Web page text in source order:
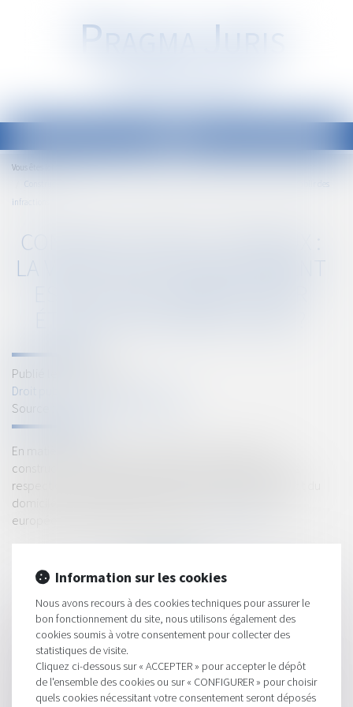
PRAGMA JURIS
Vous êtes ici :
infractions ?
CONSTRUCTIONS ET TRAVAUX :
LA VISITE AVEC CONSENTEMENT
Publié le :
Droit public
Source :
En matière d’urbanisme, les infractions relatives aux
constructions et travaux doivent être constatées dans le
respect des droits fondamentaux, notamment le respect du
domicile, conformément à l'article 8 de la Convention
européenne des droits de l’homme...
HISTORIQUE
Liquidateur amiable : quelles responsabilités en cas de faute ?
Obligations légales de débroussaillement : l'information des
Information sur les cookies
Nous avons recours à des cookies techniques pour assurer le
bon fonctionnement du site, nous utilisons également des
cookies soumis à votre consentement pour collecter des
statistiques de visite.
Cliquez ci-dessous sur « ACCEPTER » pour accepter le dépôt
de l'ensemble des cookies ou sur « CONFIGURER » pour choisir
quels cookies nécessitant votre consentement seront déposés